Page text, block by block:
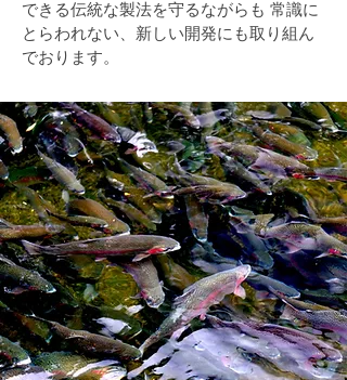
できる伝統な製法を守るながらも 常識に
とらわれない、新しい開発にも取り組ん
でおります。